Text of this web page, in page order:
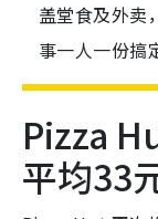
盖堂食及外卖
事一人一份搞
Pizza
平均33